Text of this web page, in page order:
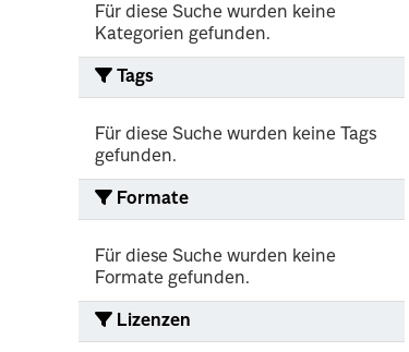
Für diese Suche wurden keine
Kategorien gefunden.
Tags
Für diese Suche wurden keine Tags
gefunden.
Formate
Für diese Suche wurden keine
Formate gefunden.
Lizenzen